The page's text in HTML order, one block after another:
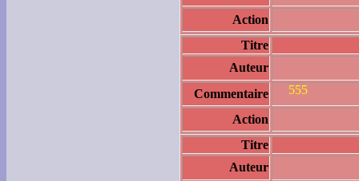
Action
Titre
Auteur
Commentaire
555
Action
Titre
Auteur